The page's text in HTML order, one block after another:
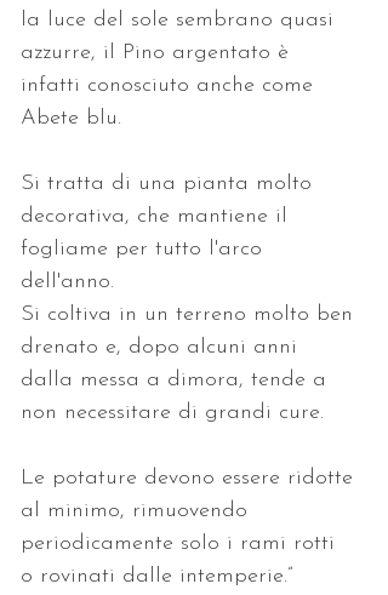
la luce del sole sembrano quasi
azzurre, il Pino argentato è
infatti conosciuto anche come
Abete blu.
Si tratta di una pianta molto
decorativa, che mantiene il
fogliame per tutto l'arco
dell'anno.
Si coltiva in un terreno molto ben
drenato e, dopo alcuni anni
dalla messa a dimora, tende a
non necessitare di grandi cure.
Le potature devono essere ridotte
al minimo, rimuovendo
periodicamente solo i rami rotti
o rovinati dalle intemperie.”